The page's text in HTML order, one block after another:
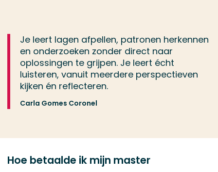
Je leert lagen afpellen, patronen herkennen
en onderzoeken zonder direct naar
oplossingen te grijpen. Je leert écht
luisteren, vanuit meerdere perspectieven
kijken én reflecteren.
Carla Gomes Coronel
Hoe betaalde ik mijn master